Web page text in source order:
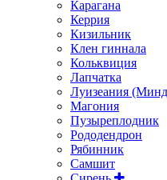
Карагана
Керрия
Кизильник
Клен гиннала
Кольквиция
Лапчатка
Луизеания
Магония
Пузыреплодник
Рододендрон
Рябинник
Самшит